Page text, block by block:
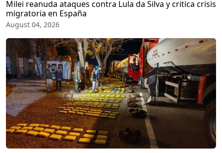
Milei reanuda ataques contra Lula da Silva y critica crisis
migratoria en España
August 04, 2026